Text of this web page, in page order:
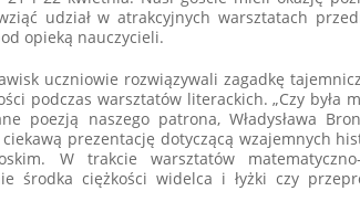
udział w atrakcyjnych warsztatach
opieką nauczycieli.
uczniowie rozwiązywali zagadkę
podczas warsztatów literackich. „Czy była
poezją naszego patrona, Władysława
prezentację dotyczącą wzajemnych
W trakcie warsztatów matematyczno-
środka ciężkości widelca i łyżki czy